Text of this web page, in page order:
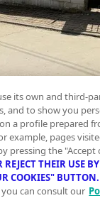
its own and third-
and to show you
a profile prepared
example, pages
pressing the
THEIR USE
COOKIES" BUTTON.
can consult our